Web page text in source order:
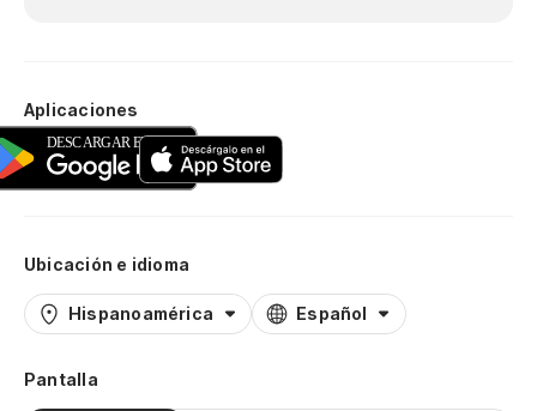
Aplicaciones
Ubicación e idioma
Hispanoamérica Español
Pantalla